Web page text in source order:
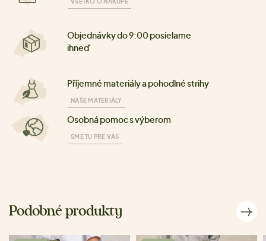
VŠETKO O NÁKUPE
Objednávky do 9:00 posielame
ihneď
Příjemné materiály a pohodlné strihy
NAŠE MATERIÁLY
Osobná pomoc s výberom
SME TU PRE VÁS
Podobné produkty